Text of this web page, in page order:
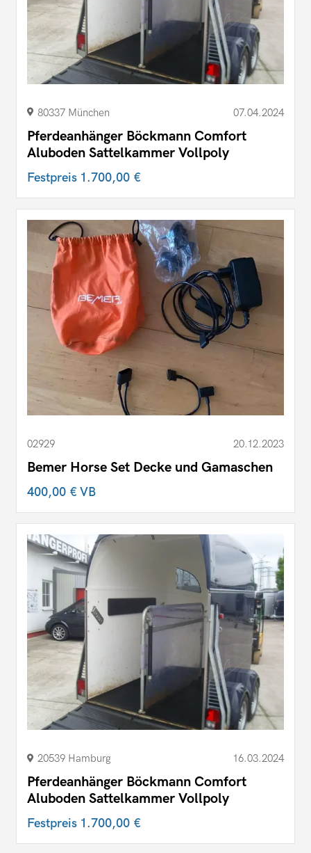
80337 München 07.04.2024
Pferdeanhänger Böckmann Comfort
Aluboden Sattelkammer Vollpoly
Festpreis 1.700,00 €
02929 20.12.2023
Bemer Horse Set Decke und Gamaschen
400,00 €VB
20539 Hamburg 16.03.2024
Pferdeanhänger Böckmann Comfort
Aluboden Sattelkammer Vollpoly
Festpreis 1.700,00 €